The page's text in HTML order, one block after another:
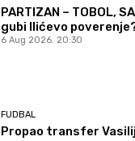
PARTIZAN – TOBOL,
gubi Ilićevo
6 Aug 2026. 20:30
FUDBAL
Propao transfer